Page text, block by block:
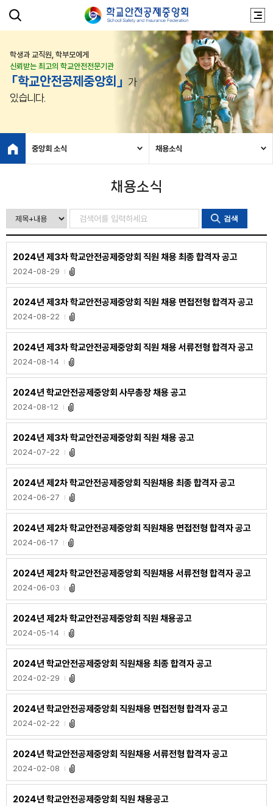
학생과 교직원, 학부모에게
신뢰받는 최고의 학교안전전문기관
「학교안전공제중앙회」
가
있습니다.
중앙회 소식 채용소식
채용소식
검색
2024년 제3차 학교안전공제중앙회 직원 채용 최종 합격자 공고
2024-08-29
2024년 제3차 학교안전공제중앙회 직원 채용 면접전형 합격자 공고
2024-08-22
2024년 제3차 학교안전공제중앙회 직원 채용 서류전형 합격자 공고
2024-08-14
2024년 학교안전공제중앙회 사무총장 채용 공고
2024-08-12
2024년 제3차 학교안전공제중앙회 직원 채용 공고
2024-07-22
2024년 제2차 학교안전공제중앙회 직원채용 최종 합격자 공고
2024-06-27
2024년 제2차 학교안전공제중앙회 직원채용 면접전형 합격자 공고
2024-06-17
2024년 제2차 학교안전공제중앙회 직원채용 서류전형 합격자 공고
2024-06-03
2024년 제2차 학교안전공제중앙회 직원 채용공고
2024-05-14
2024년 학교안전공제중앙회 직원채용 최종 합격자 공고
2024-02-29
2024년 학교안전공제중앙회 직원채용 면접전형 합격자 공고
2024-02-22
2024년 학교안전공제중앙회 직원채용 서류전형 합격자 공고
2024-02-08
2024년 학교안전공제중앙회 직원 채용공고